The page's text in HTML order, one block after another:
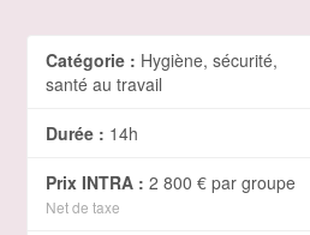
Catégorie : Hygiène, sécurité,
santé au travail
Durée : 14h
Prix INTRA : 2 800 € par groupe
Net de taxe